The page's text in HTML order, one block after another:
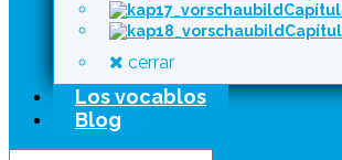
cerrar
Los vocablos
Blog